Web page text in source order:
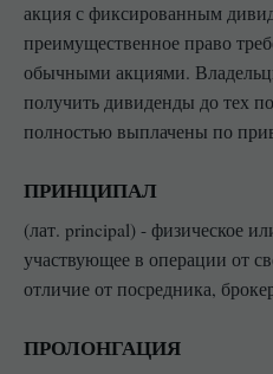
акция с фиксированным
преимущественное право
обычными акциями.
получить дивиденды до тех
полностью выплачены по
ПРИНЦИПАЛ
(лат. principal) - физическое
участвующее в операции от
отличие от посредника,
ПРОЛОНГАЦИЯ